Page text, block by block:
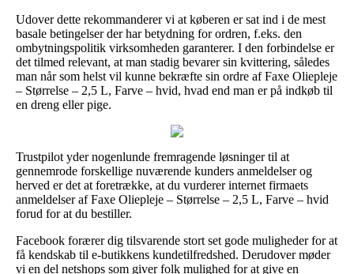
Udover dette rekommanderer vi at køberen er sat ind i de mest
basale betingelser der har betydning for ordren, f.eks. den
ombytningspolitik virksomheden garanterer. I den forbindelse er
det tilmed relevant, at man stadig bevarer sin kvittering, således
man når som helst vil kunne bekræfte sin ordre af Faxe Oliepleje
– Størrelse – 2,5 L, Farve – hvid, hvad end man er på indkøb til
en dreng eller pige.
Trustpilot yder nogenlunde fremragende løsninger til at
gennemrode forskellige nuværende kunders anmeldelser og
herved er det at foretrække, at du vurderer internet firmaets
anmeldelser af Faxe Oliepleje – Størrelse – 2,5 L, Farve – hvid
forud for at du bestiller.
Facebook forærer dig tilsvarende stort set gode muligheder for at
få kendskab til e-butikkens kundetilfredshed. Derudover møder
vi en del netshops som giver folk mulighed for at give en